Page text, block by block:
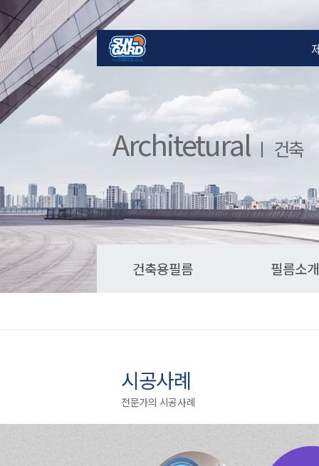
Architetural ㅣ 건축
건축용필름 필름소개
시공사례
전문가의 시공사례